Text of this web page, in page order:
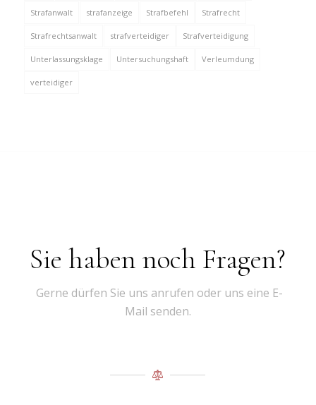
Strafanwalt strafanzeige Strafbefehl Strafrecht
Strafrechtsanwalt strafverteidiger Strafverteidigung
Unterlassungsklage Untersuchungshaft Verleumdung
verteidiger
Sie haben noch Fragen?
Gerne dürfen Sie uns anrufen oder uns eine E-
Mail senden.